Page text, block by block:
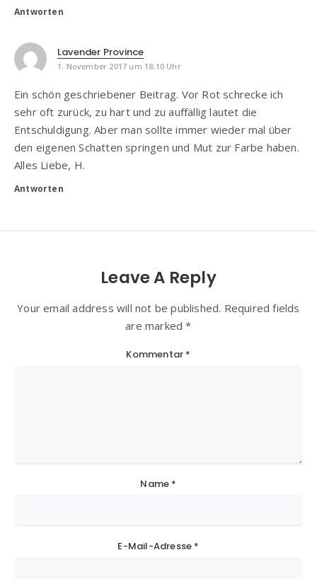
Antworten
Lavender Province
1. November 2017 um 18:10 Uhr
Ein schön geschriebener Beitrag. Vor Rot schrecke ich
sehr oft zurück, zu hart und zu auffällig lautet die
Entschuldigung. Aber man sollte immer wieder mal über
den eigenen Schatten springen und Mut zur Farbe haben.
Alles Liebe, H.
Antworten
Leave A Reply
Your email address will not be published. Required fields
are marked *
Kommentar *
Name *
E-Mail-Adresse *